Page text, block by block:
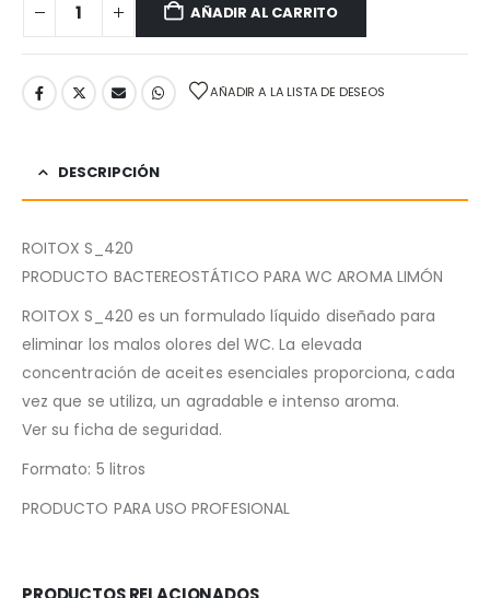
AÑADIR AL CARRITO
AÑADIR A LA LISTA DE DESEOS
DESCRIPCIÓN
ROITOX S_420
PRODUCTO BACTEREOSTÁTICO PARA WC AROMA LIMÓN
ROITOX S_420 es un formulado líquido diseñado para
eliminar los malos olores del WC. La elevada
concentración de aceites esenciales proporciona, cada
vez que se utiliza, un agradable e intenso aroma.
Ver su ficha de seguridad.
Formato: 5 litros
PRODUCTO PARA USO PROFESIONAL